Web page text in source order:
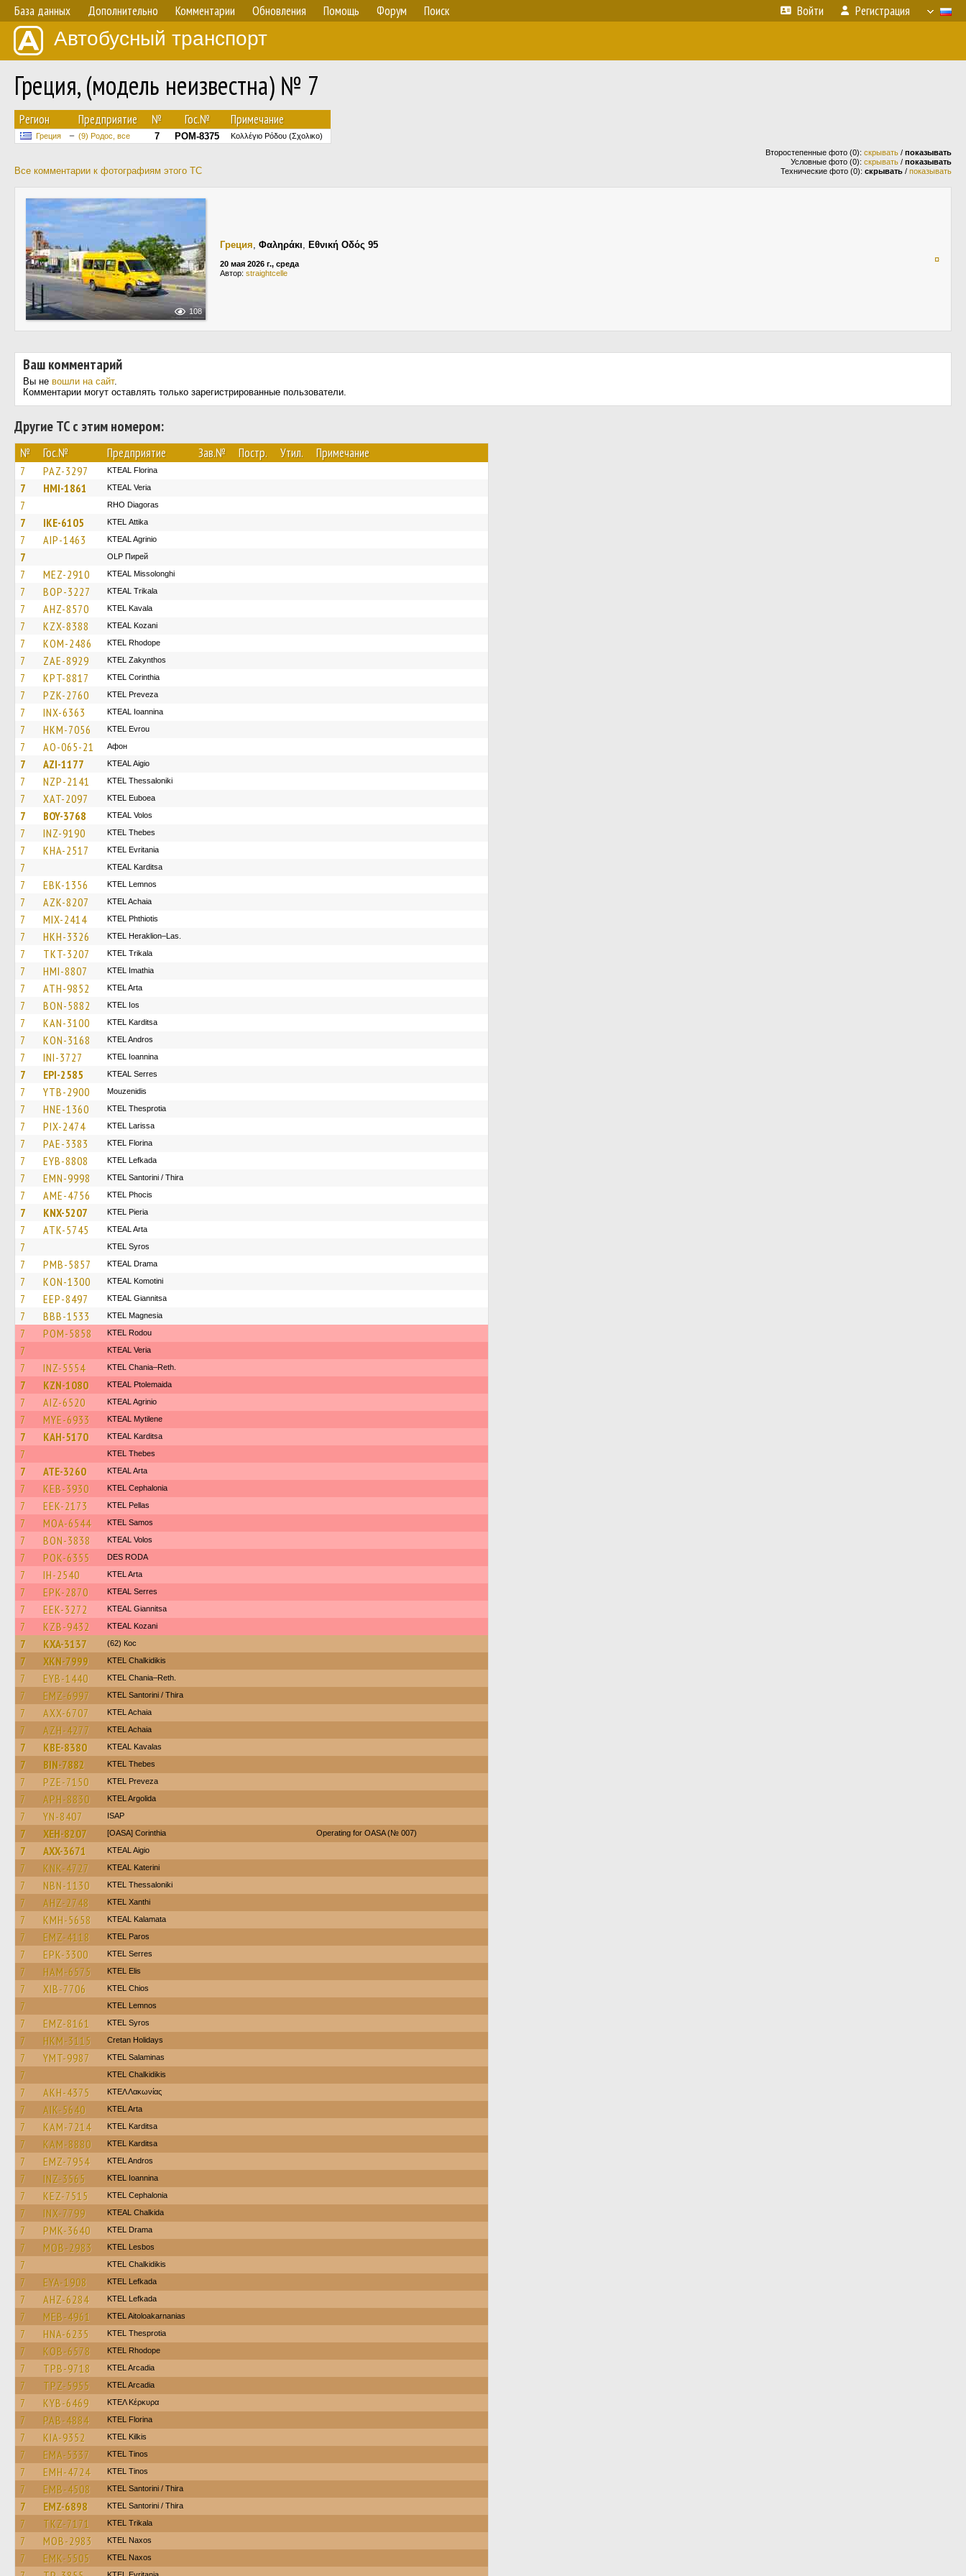
База данных Дополнительно Комментарии Обновления Помощь Форум Поиск Войти Регистрация
Автобусный транспорт
Греция, (модель неизвестна) № 7
Регион Предприятие № Гос.№ Примечание
Греция (9) Родос, все 7 POM-8375 Κολλέγιο Ρόδου (Σχολικο)
Все комментарии к фотографиям этого ТС
Второстепенные фото (0): скрывать / показывать
Условные фото (0): скрывать / показывать
Технические фото (0): скрывать / показывать
108
Греция, Φαληράκι, Εθνική Οδός 95
20 мая 2026 г., среда
Автор: straightcelle
¤
Ваш комментарий
Вы не вошли на сайт.
Комментарии могут оставлять только зарегистрированные пользователи.
Другие ТС с этим номером:
№ Гос.№ Предприятие Зав.№ Постр. Утил. Примечание
7 PAZ-3297 KTEAL Florina
7 HMI-1861 KTEAL Veria
7 RHO Diagoras
7 IKE-6105 KΤΕL Αttika
7 AIP-1463 KTEAL Agrinio
7 OLP Пирей
7 MEZ-2910 KTEAL Missolonghi
7 BOP-3227 KTEAL Trikala
7 AHZ-8570 KTEL Kavala
7 KZX-8388 KTEAL Kozani
7 KOM-2486 KTEL Rhodope
7 ZAE-8929 KTEL Zakynthos
7 KPT-8817 KTEL Corinthia
7 PZK-2760 KTEL Preveza
7 INX-6363 KTEAL Ioannina
7 HKM-7056 KTEL Evrou
7 AO-065-21 Афон
7 AZI-1177 KTEAL Aigio
7 NZP-2141 KTEL Thessaloniki
7 XAT-2097 ΚΤΕL Euboea
7 BOY-3768 KTEAL Volos
7 INZ-9190 KTEL Thebes
7 KHA-2517 ΚΤΕL Evritania
7 KTEAL Karditsa
7 EBK-1356 KTEL Lemnos
7 AZK-8207 KTEL Achaia
7 MIX-2414 ΚΤΕL Phthiotis
7 HKH-3326 KTEL Heraklion–Las.
7 TKT-3207 ΚΤΕL Τrikala
7 HMI-8807 KTEL Imathia
7 ATH-9852 KTEL Arta
7 BON-5882 KTEL Ios
7 KAN-3100 ΚΤΕL Karditsa
7 KON-3168 KTEL Andros
7 INI-3727 KTEL Ioannina
7 EPI-2585 KTEAL Serres
7 YTB-2900 Mouzenidis
7 HNE-1360 KTEL Thesprotia
7 PIX-2474 KTEL Larissa
7 PAE-3383 KTEL Florina
7 EYB-8808 KTEL Lefkada
7 EMN-9998 KTEL Santorini / Thira
7 AME-4756 ΚΤΕL Phocis
7 KNX-5207 KTEL Pieria
7 ATK-5745 KTEAL Arta
7 KTEL Syros
7 PMB-5857 KTEAL Drama
7 KON-1300 KTEAL Komotini
7 EEP-8497 KTEAL Giannitsa
7 BBB-1533 ΚΤΕL Magnesia
7 POM-5858 ΚΤΕL Rodou
7 KTEAL Veria
7 INZ-5554 KTEL Chania–Reth.
7 KZN-1080 KTEAL Ptolemaida
7 AIZ-6520 KTEAL Agrinio
7 MYE-6933 KTEAL Mytilene
7 KAH-5170 KTEAL Karditsa
7 KTEL Thebes
7 ATE-3260 KTEAL Arta
7 KEB-3930 KTEL Cephalonia
7 EEK-2173 KTEL Pellas
7 MOA-6544 KTEL Samos
7 BON-3838 KTEAL Volos
7 POK-6355 DES RODA
7 IH-2540 KTEL Arta
7 EPK-2870 KTEAL Serres
7 EEK-3272 KTEAL Giannitsa
7 KZB-9432 KTEAL Kozani
7 KXA-3137 (62) Кос
7 XKN-7999 ΚΤΕL Chalkidikis
7 EYB-1440 KTEL Chania–Reth.
7 EMZ-6997 KTEL Santorini / Thira
7 AXX-6707 KTEL Achaia
7 AZH-4277 KTEL Achaia
7 KBE-8380 KTEAL Kavalas
7 BIN-7882 KTEL Thebes
7 PZE-7150 KTEL Preveza
7 APH-8830 KTEL Argolida
7 YN-8407 ISAP
7 XEH-8207 [OASA] Corinthia Operating for OASA (№ 007)
7 AXX-3671 KTEAL Aigio
7 KNK-4727 KTEAL Katerini
7 NBN-1130 KTEL Thessaloniki
7 AHZ-2748 KTEL Xanthi
7 KMH-5658 KTEAL Kalamata
7 EMZ-4118 KTEL Paros
7 EPK-3300 KTEL Serres
7 HAM-6575 KTEL Elis
7 XIB-7706 KTEL Chios
7 KTEL Lemnos
7 EMZ-8161 KTEL Syros
7 HKM-3115 Cretan Holidays
7 YMT-9987 KTEL Salaminas
7 ΚΤΕL Chalkidikis
7 AKH-4375 ΚΤΕΛ Λακωνίας
7 AIK-5640 KTEL Arta
7 KAM-7214 ΚΤΕL Karditsa
7 KAM-8880 ΚΤΕL Karditsa
7 EMZ-7954 KTEL Andros
7 INZ-3565 KTEL Ioannina
7 KEZ-7515 KTEL Cephalonia
7 INX-7799 KTEAL Chalkida
7 PMK-3640 KTEL Drama
7 MOB-2983 KTEL Lesbos
7 ΚΤΕL Chalkidikis
7 EYA-1908 KTEL Lefkada
7 AHZ-6284 KTEL Lefkada
7 MEB-4961 KTEL Aitoloakarnanias
7 HNA-6235 KTEL Thesprotia
7 KOB-6578 KTEL Rhodope
7 TPB-9718 KTEL Arcadia
7 TPZ-5955 KTEL Arcadia
7 KYB-6469 ΚΤΕΛ Κέρκυρα
7 PAB-4884 KTEL Florina
7 KIA-9352 KTEL Kilkis
7 EMA-5337 KTEL Tinos
7 EMH-4724 KTEL Tinos
7 EMB-4508 KTEL Santorini / Thira
7 EMZ-6898 KTEL Santorini / Thira
7 TKZ-7171 ΚΤΕL Τrikala
7 MOB-2983 KTEL Naxos
7 EMK-5505 KTEL Naxos